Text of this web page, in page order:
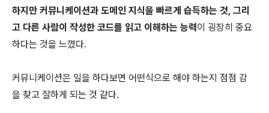
하지만 커뮤니케이션과 도메인 지식을 빠르게 습득하는 것, 그리
고 다른 사람이 작성한 코드를 읽고 이해하는 능력이 굉장히 중요
하다는 것을 느꼈다.
커뮤니케이션은 일을 하다보면 어떤식으로 해야 하는지 점점 감
을 찾고 잘하게 되는 것 같다.